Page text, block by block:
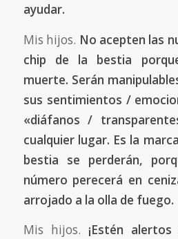
ayudar.
Mis hijos. No acepten las
chip de la bestia
muerte. Serán
sus sentimientos /
«diáfanos /
cualquier lugar. Es la
bestia se perderán,
número perecerá en
arrojado a la olla de fuego.
Mis hijos. ¡Estén